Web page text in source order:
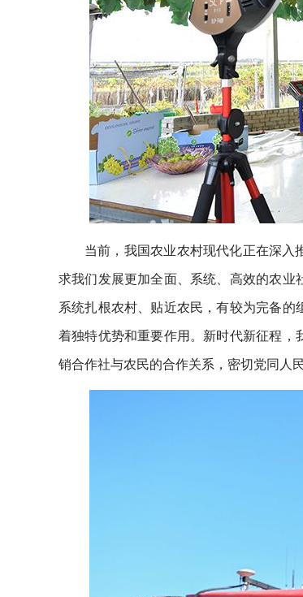
当前，我国农业农村现代化正在深
求我们发展更加全面、系统、高效的农
系统扎根农村、贴近农民，有较为完备
着独特优势和重要作用。新时代新征程
销合作社与农民的合作关系，密切党同人